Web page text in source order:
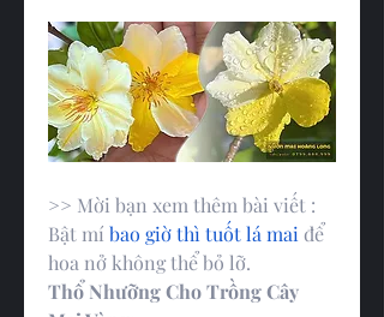
>> Mời bạn xem thêm bài viết :
Bật mí bao giờ thì tuốt lá mai để
hoa nở không thể bỏ lỡ.
Thổ Nhưỡng Cho Trồng Cây